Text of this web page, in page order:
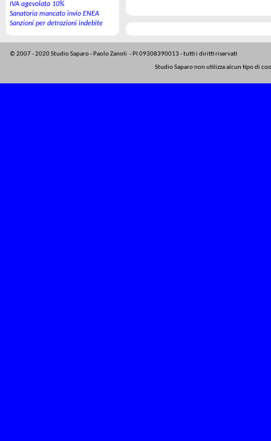
© 2007 -2020 Studio Saparo - Paolo Zanoli - PI 09308390013 -tutti i diritti riservati
Studio Saparo non utilizza alcun tipo di
IVA agevolata 10%
Sanatoria mancato invio ENEA
Sanzioni per detrazioni indebite